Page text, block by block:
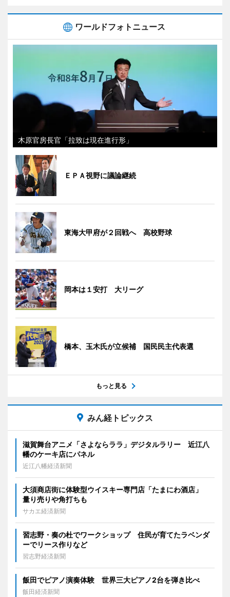
ワールドフォトニュース
木原官房長官「拉致は現在進行形」
ＥＰＡ視野に議論継続
東海大甲府が２回戦へ 高校野球
岡本は１安打 大リーグ
橋本、玉木氏が立候補 国民民主代表選
もっと見る
みん経トピックス
滋賀舞台アニメ「さよならララ」デジタルラリー 近江八
幡のケーキ店にパネル
近江八幡経済新聞
大須商店街に体験型ウイスキー専門店「たまにわ酒店」
量り売りや角打ちも
サカエ経済新聞
習志野・奏の杜でワークショップ 住民が育てたラベンダ
ーでリース作りなど
習志野経済新聞
飯田でピアノ演奏体験 世界三大ピアノ2台を弾き比べ
飯田経済新聞